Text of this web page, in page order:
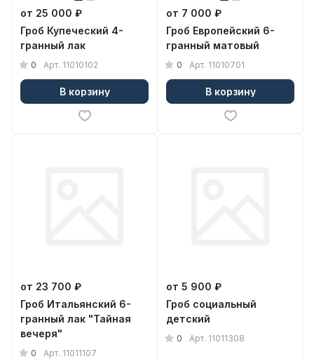
от 25 000 ₽
Гроб Купеческий 4-
гранный лак
0 Арт. 11010102
В корзину
от 7 000 ₽
Гроб Европейский 6-
гранный матовый
0 Арт. 11010701
В корзину
от 23 700 ₽
Гроб Итальянский 6-
гранный лак "Тайная
вечеря"
0 Арт. 11011107
от 5 900 ₽
Гроб социальный
детский
0 Арт. 11011308